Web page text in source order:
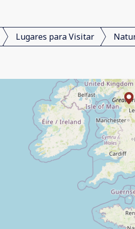
Lugares para Visitar